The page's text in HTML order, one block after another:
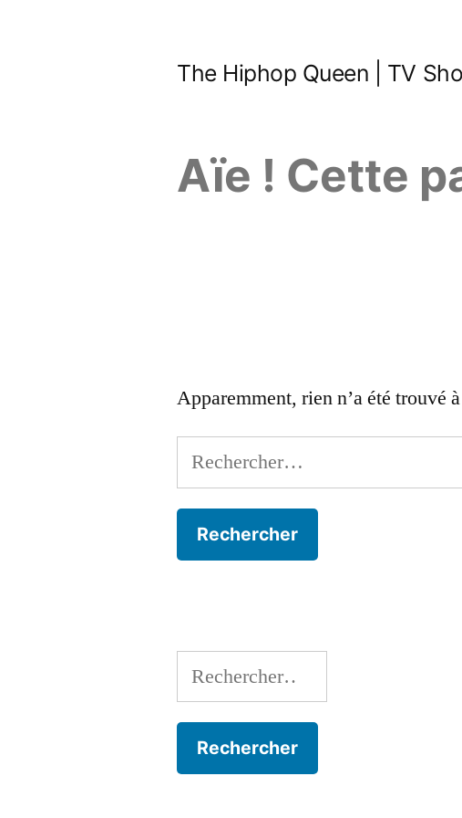
The Hiphop Queen | TV
Aïe ! Cette
Apparemment, rien n’a été trouvé
Rechercher :
Rechercher :